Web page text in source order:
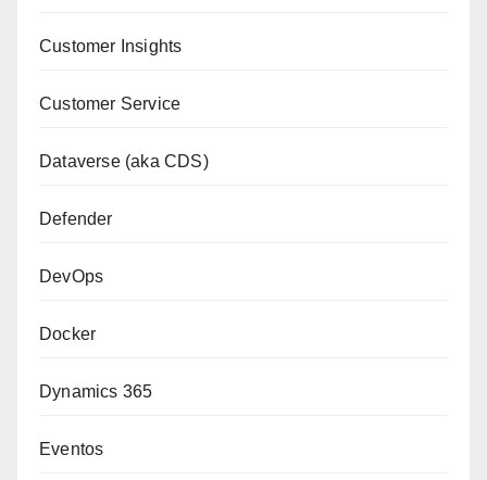
Customer Insights
Customer Service
Dataverse (aka CDS)
Defender
DevOps
Docker
Dynamics 365
Eventos